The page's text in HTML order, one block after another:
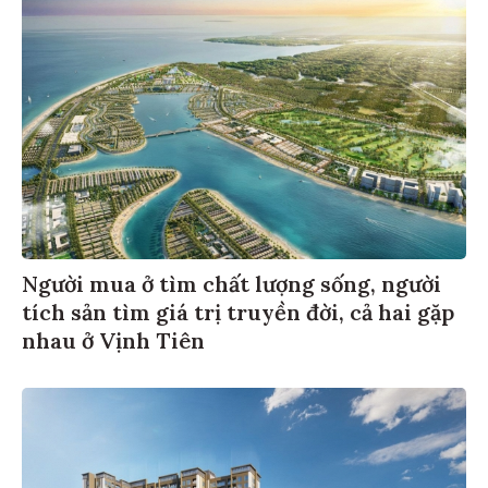
Người mua ở tìm chất lượng sống, người
tích sản tìm giá trị truyền đời, cả hai gặp
nhau ở Vịnh Tiên